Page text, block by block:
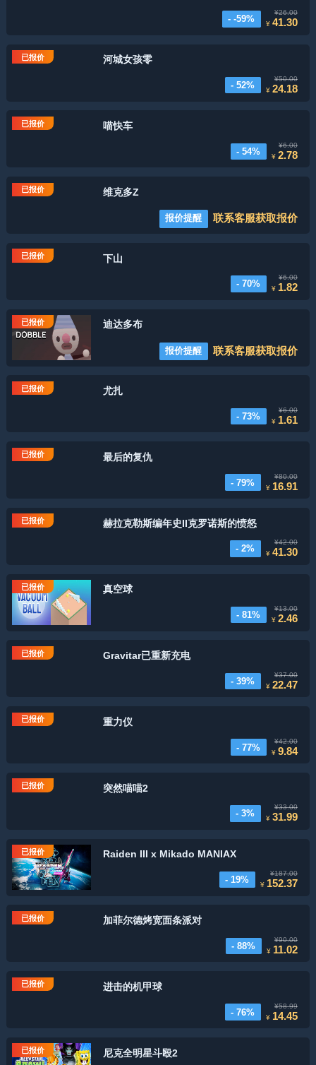
- -59%
¥26.00
¥41.30
已报价 河城女孩零
- 52%
¥50.00
¥24.18
已报价 喵快车
- 54%
¥6.00
¥2.78
已报价 维克多Z
报价提醒 联系客服获取报价
已报价 下山
- 70%
¥6.00
¥ 1.82
已报价 迪达多布
报价提醒 联系客服获取报价
已报价 尤扎
- 73%
¥6.00
¥ 1.61
已报价 最后的复仇
- 79%
¥80.00
¥ 16.91
已报价 赫拉克勒斯编年史II克罗诺斯的愤怒
- 2%
¥42.00
¥41.30
已报价 真空球
- 81%
¥13.00
¥2.46
已报价 Gravitar已重新充电
- 39%
¥37.00
¥22.47
已报价 重力仪
- 77%
¥42.00
¥9.84
已报价 突然喵喵2
- 3%
¥33.00
¥31.99
已报价 Raiden III x Mikado MANIAX
- 19%
¥187.00
¥ 152.37
已报价 加菲尔德烤宽面条派对
- 88%
¥90.00
¥ 11.02
已报价 进击的机甲球
- 76%
¥58.99
¥ 14.45
已报价 尼克全明星斗殴2